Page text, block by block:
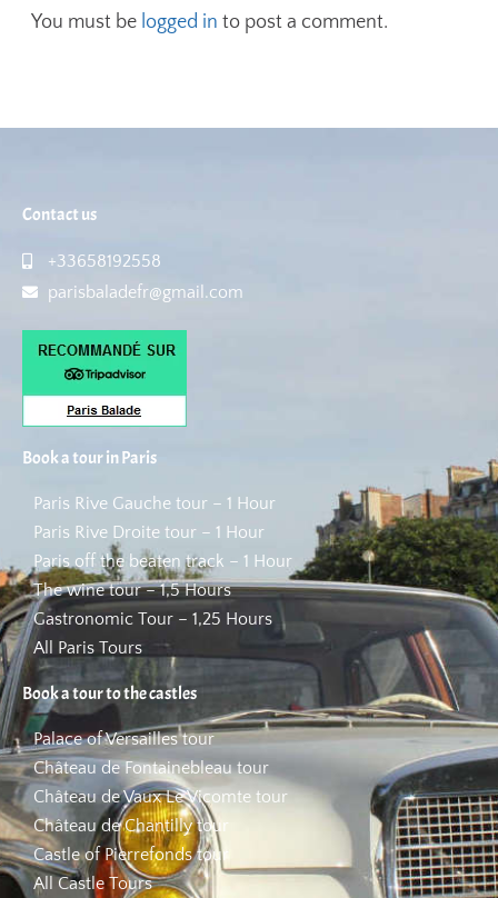
You must be logged in to post a comment.
Contact us
+33658192558
parisbaladefr@gmail.com
Book a tour in Paris
Paris Rive Gauche tour – 1 Hour
Paris Rive Droite tour – 1 Hour
Paris off the beaten track – 1 Hour
The wine tour – 1,5 Hours
Gastronomic Tour – 1,25 Hours
All Paris Tours
Book a tour to the castles
Palace of Versailles tour
Château de Fontainebleau tour
Château de Vaux Le Vicomte tour
Château de Chantilly tour
Castle of Pierrefonds tour
All Castle Tours